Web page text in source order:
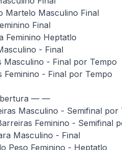
Martelo Masculino Final
Final
Feminino Heptatlo
- Final
Masculino - Final por Tempo
Feminino - Final por Tempo
— —
Masculino - Semifinal por
Feminino - Semifinal
Masculino - Final
Peso Feminino - Heptatlo